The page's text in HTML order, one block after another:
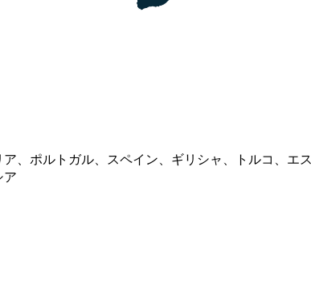
、ポルトガル、スペイン、ギリシャ、トルコ、エ
ア